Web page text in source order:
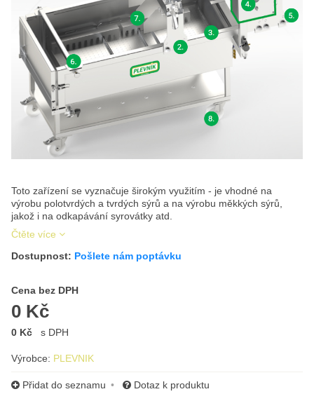
Toto zařízení se vyznačuje širokým využitím - je vhodné na
výrobu polotvrdých a tvrdých sýrů a na výrobu měkkých sýrů,
jakož i na odkapávání syrovátky atd.
Čtěte více
Dostupnost: Pošlete nám poptávku
Cena bez DPH
0 Kč
Cena s DPH
0 Kč s DPH
Výrobce: PLEVNIK
Přidat do seznamu Dotaz k produktu